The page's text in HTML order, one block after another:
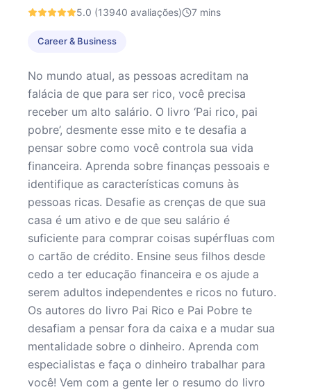
5.0 (13940 avaliações) 7 mins
Career & Business
No mundo atual, as pessoas acreditam na
falácia de que para ser rico, você precisa
receber um alto salário. O livro ‘Pai rico, pai
pobre’, desmente esse mito e te desafia a
pensar sobre como você controla sua vida
financeira. Aprenda sobre finanças pessoais e
identifique as características comuns às
pessoas ricas. Desafie as crenças de que sua
casa é um ativo e de que seu salário é
suficiente para comprar coisas supérfluas com
o cartão de crédito. Ensine seus filhos desde
cedo a ter educação financeira e os ajude a
serem adultos independentes e ricos no futuro.
Os autores do livro Pai Rico e Pai Pobre te
desafiam a pensar fora da caixa e a mudar sua
mentalidade sobre o dinheiro. Aprenda com
especialistas e faça o dinheiro trabalhar para
você! Vem com a gente ler o resumo do livro